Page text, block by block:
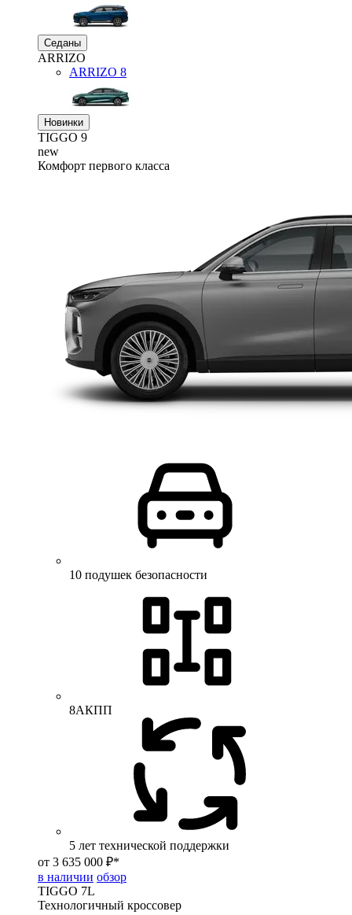
Седаны
ARRIZO
ARRIZO 8
Новинки
TIGGO 9
new
Комфорт первого класса
10 подушек безопасности
8АКПП
5 лет технической поддержки
от 3 635 000 ₽*
в наличии обзор
TIGGO 7L
Технологичный кроссовер